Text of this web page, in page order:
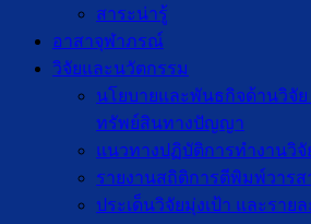
สาระน่ารู้
อาสาจุฬาภรณ์
วิจัยและนวัตกรรม
นโยบายและพันธกิจด้านวิจั
ทรัพย์สินทางปัญญา
แนวทางปฏิบัติการทำงานวิ
รายงานสถิติการตีพิมพ์วารส
ประเด็นวิจัยมุ่งเป้า และราย